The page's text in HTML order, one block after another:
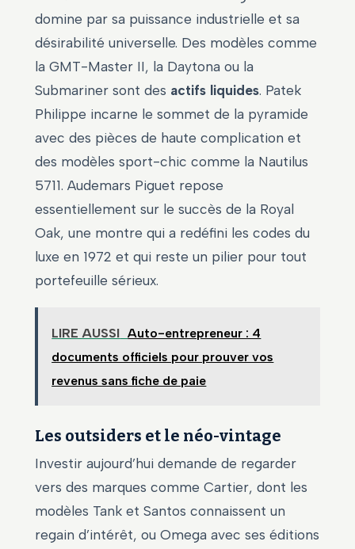
domine par sa puissance industrielle et sa
désirabilité universelle. Des modèles comme
la GMT-Master II, la Daytona ou la
Submariner sont des actifs liquides. Patek
Philippe incarne le sommet de la pyramide
avec des pièces de haute complication et
des modèles sport-chic comme la Nautilus
5711. Audemars Piguet repose
essentiellement sur le succès de la Royal
Oak, une montre qui a redéfini les codes du
luxe en 1972 et qui reste un pilier pour tout
portefeuille sérieux.
LIRE AUSSI Auto-entrepreneur : 4
documents officiels pour prouver vos
revenus sans fiche de paie
Les outsiders et le néo-vintage
Investir aujourd’hui demande de regarder
vers des marques comme Cartier, dont les
modèles Tank et Santos connaissent un
regain d’intérêt, ou Omega avec ses éditions